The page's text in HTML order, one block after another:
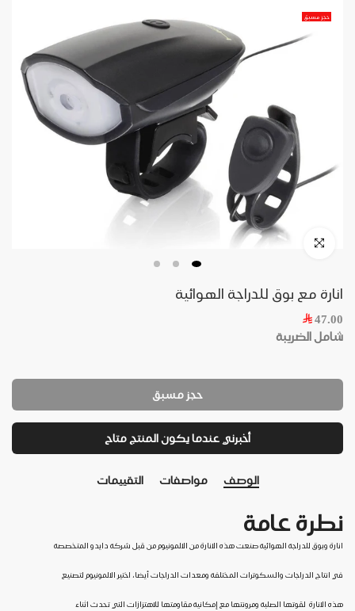
حجز مسبق
انارة مع بوق للدراجة الهوائية
47.00
شامل الضريبة
حجز مسبق
أخبرني عندما يكون المنتج متاح
الوصف مواصفات التقييمات
نطرة عامة
انارة وبوق للدراجة الهوائية صنعت هذه الانارة من الالمونيوم من قبل شركة دايدو المتخصصة
في انتاج الدراجات والسكوترات المختلفة ومعدات الدراجات أيضا، اختير الالمونيوم لتصنيع
هذه الانارة لقوتها الصلبة ومرونتها مع إمكانية مقاومتها للاهتزازات التي تحدث اثناء